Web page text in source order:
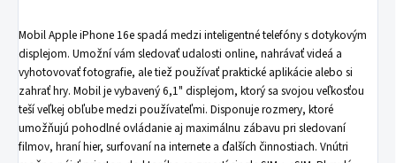
Mobil Apple iPhone 16e spadá medzi inteligentné telefóny s dotykovým
displejom. Umožní vám sledovať udalosti online, nahrávať videá a
vyhotovovať fotografie, ale tiež používať praktické aplikácie alebo si
zahrať hry. Mobil je vybavený 6,1" displejom, ktorý sa svojou veľkosťou
teší veľkej obľube medzi používateľmi. Disponuje rozmery, ktoré
umožňujú pohodlné ovládanie aj maximálnu zábavu pri sledovaní
filmov, hraní hier, surfovaní na internete a ďalších činnostiach. Vnútri